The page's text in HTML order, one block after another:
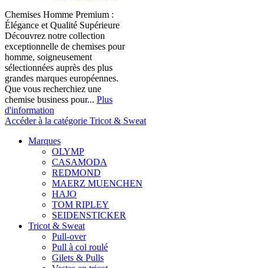
Chemises Homme Premium :
Élégance et Qualité Supérieure
Découvrez notre collection
exceptionnelle de chemises pour
homme, soigneusement
sélectionnées auprès des plus
grandes marques européennes.
Que vous recherchiez une
chemise business pour... Plus
d'information
Accéder à la catégorie Tricot & Sweat
Marques
OLYMP
CASAMODA
REDMOND
MAERZ MUENCHEN
HAJO
TOM RIPLEY
SEIDENSTICKER
Tricot & Sweat
Pull-over
Pull à col roulé
Gilets & Pulls